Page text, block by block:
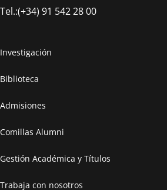
Tel.:(+34) 91 542 28 00
Investigación
Biblioteca
Admisiones
Comillas Alumni
Gestión Académica y Títulos
Trabaja con nosotros